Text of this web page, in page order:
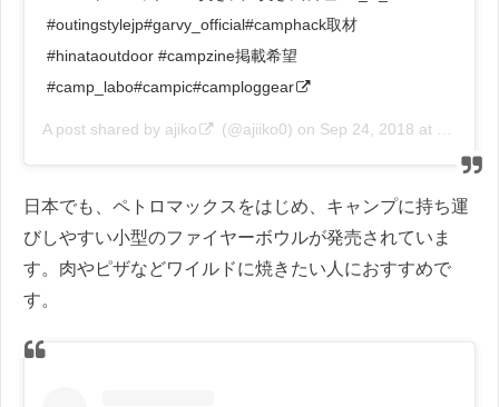
#outingstylejp#garvy_official#camphack取材
#hinataoutdoor #campzine掲載希望
#camp_labo#campic#camploggear
A post shared by ajiko (@ajiiko0) on Sep 24, 2018 at 6:00am PDT
日本でも、ペトロマックスをはじめ、キャンプに持ち運
びしやすい小型のファイヤーボウルが発売されていま
す。肉やピザなどワイルドに焼きたい人におすすめで
す。